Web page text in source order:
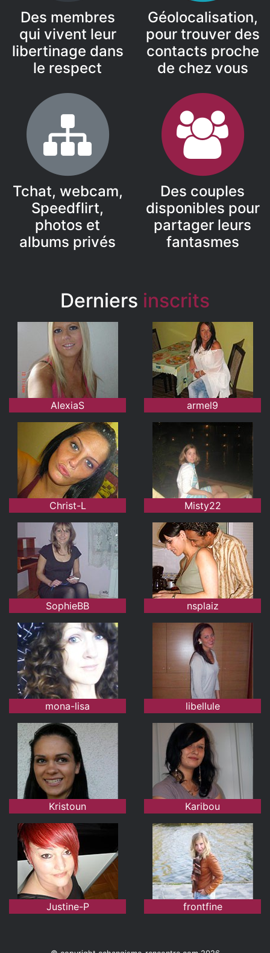
Des membres
qui vivent leur
libertinage dans
le respect
Géolocalisation,
pour trouver des
contacts proche
de chez vous
Tchat, webcam,
Speedflirt,
photos et
albums privés
Des couples
disponibles pour
partager leurs
fantasmes
Derniers inscrits
AlexiaS armel9
Christ-L Misty22
SophieBB nsplaiz
mona-lisa libellule
Kristoun Karibou
Justine-P frontfine